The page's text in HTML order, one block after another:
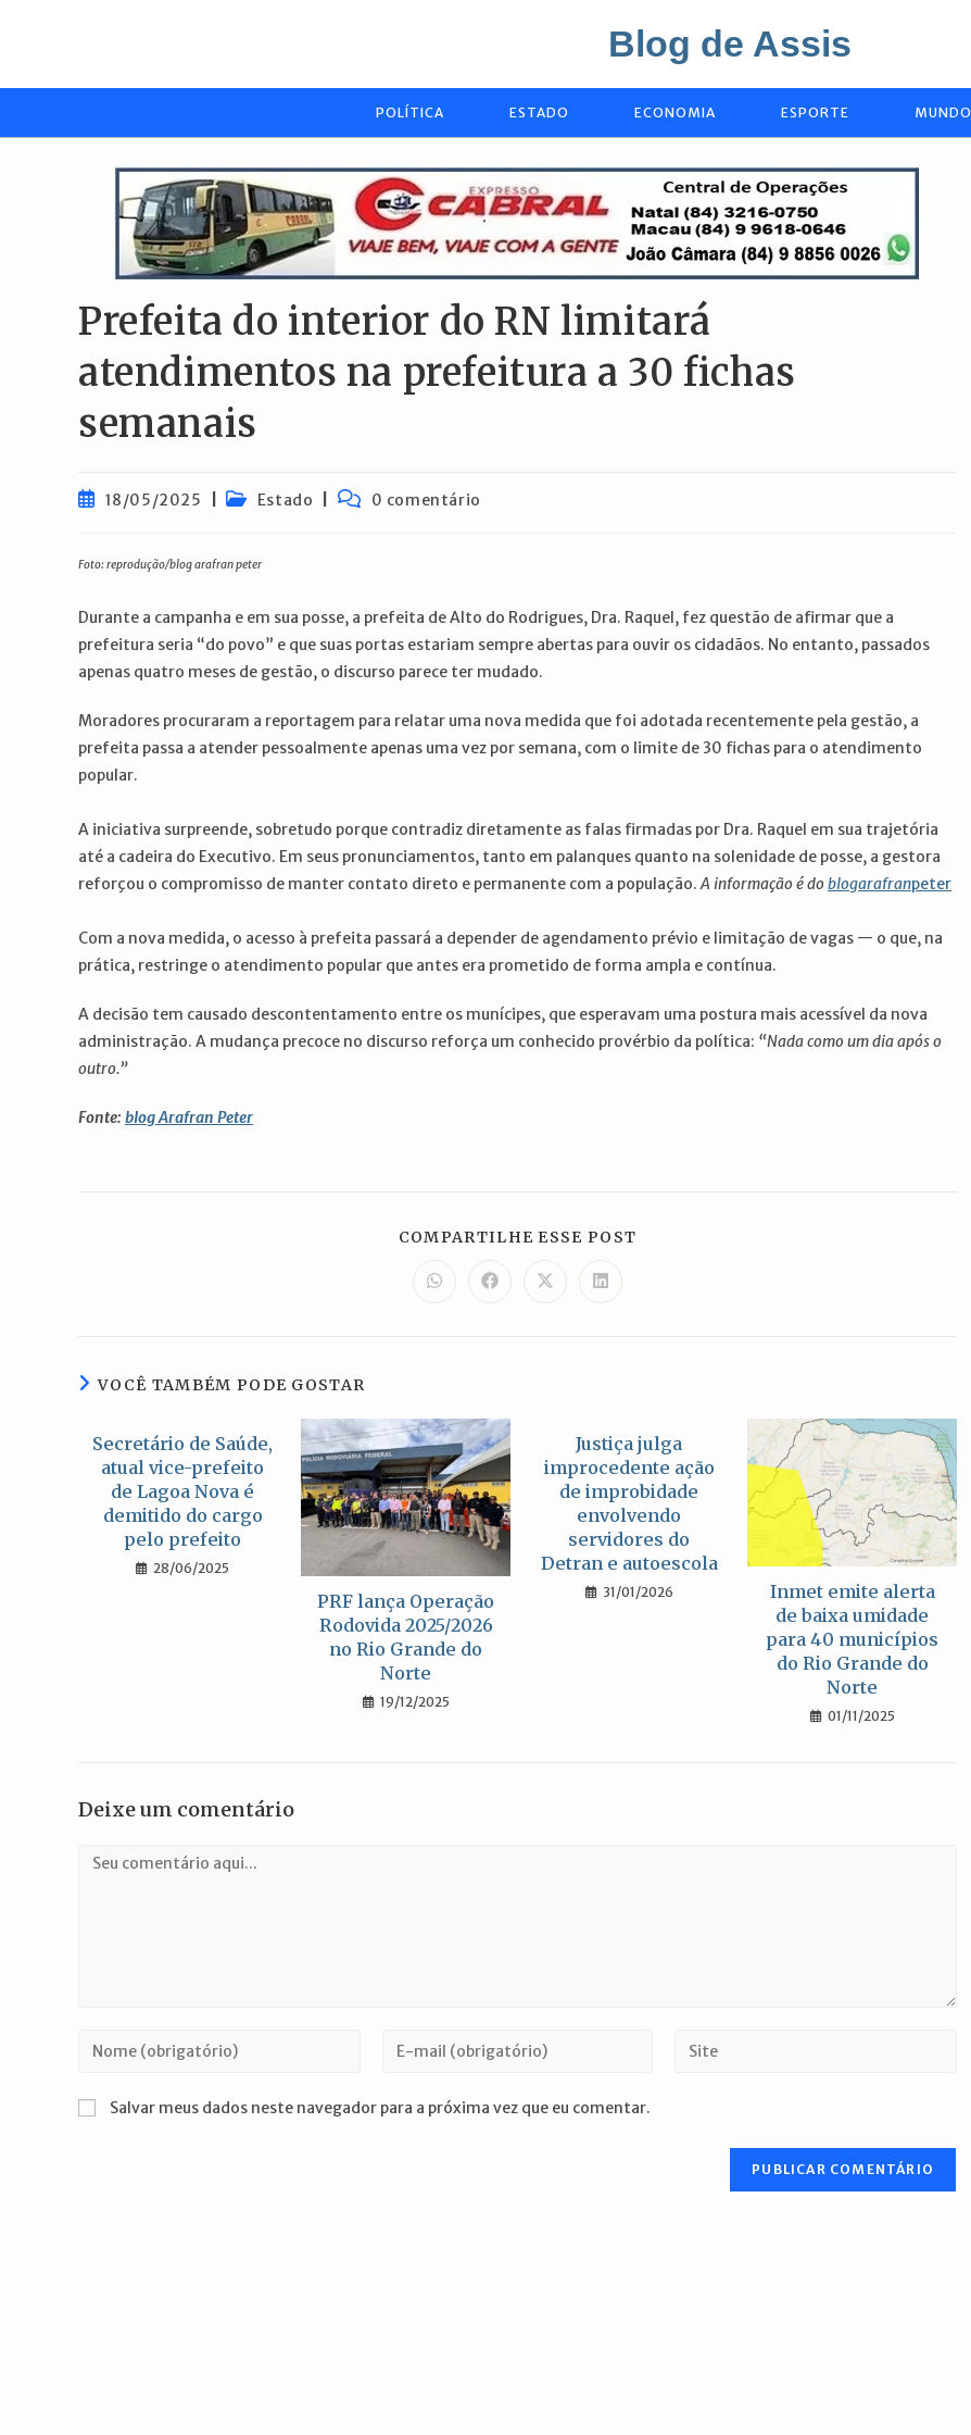
conteúdo
Blog de Assis
POLÍTICA ESTADO ECONOMIA ESPORTE MUNDO
Prefeita do interior do RN limitará
atendimentos na prefeitura a 30 fichas
semanais
Post18/05/2025
Categoria
Estado
Comentários
0 comentário
Foto: reprodução/blog arafran peter
Durante a campanha e em sua posse, a prefeita de Alto do Rodrigues, Dra. Raquel, fez questão de afirmar que a
prefeitura seria “do povo” e que suas portas estariam sempre abertas para ouvir os cidadãos. No entanto, passados
apenas quatro meses de gestão, o discurso parece ter mudado.
Moradores procuraram a reportagem para relatar uma nova medida que foi adotada recentemente pela gestão, a
prefeita passa a atender pessoalmente apenas uma vez por semana, com o limite de 30 fichas para o atendimento
popular.
A iniciativa surpreende, sobretudo porque contradiz diretamente as falas firmadas por Dra. Raquel em sua trajetória
até a cadeira do Executivo. Em seus pronunciamentos, tanto em palanques quanto na solenidade de posse, a gestora
reforçou o compromisso de manter contato direto e permanente com a população.A informação é doblogarafranpeter
Com a nova medida, o acesso à prefeita passará a depender de agendamento prévio e limitação de vagas — o que, na
prática, restringe o atendimento popular que antes era prometido de forma ampla e contínua.
A decisão tem causado descontentamento entre os munícipes, que esperavam uma postura mais acessível da nova
administração. A mudança precoce no discurso reforça um conhecido provérbio da política: “Nada como um dia após o
outro.”
Fonte: blog Arafran Peter
COMPARTILHE ESSE POST
Abre
em
nova
Abre
em
nova
Abre
em
nova
Abre
em
nova
VOCÊ TAMBÉM PODE GOSTAR
Secretário de Saúde,
atual vice-prefeito
de Lagoa Nova é
demitido do cargo
pelo prefeito
28/06/2025
PRF lança Operação
Rodovida 2025/2026
no Rio Grande do
Norte
19/12/2025
Justiça julga
improcedente ação
de improbidade
envolvendo
servidores do
Detran e autoescola
31/01/2026
Inmet emite alerta
de baixa umidade
para 40 municípios
do Rio Grande do
Norte
01/11/2025
Deixe um comentário
Comentário
Digite
nome
ou
Digite
endereço
de
Digite
Salvar meus dados neste navegador para a próxima vez que eu comentar.